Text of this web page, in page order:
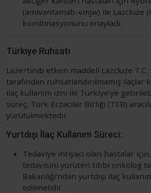
(amivantamab-vmjw) ile Lazcluze
kombinasyonunu onayladı.
Türkiye Ruhsatı
Lazertinib etken maddeli Lazcluze ​T.C.
tarafından ruhsatlandırılmamış ilaçlar
ilaç kullanım izni ile Türkiye’ye
süreç, Türk Eczacılar Birliği (TEB)
yürütülmektedir.
Yurtdışı İlaç Kullanım Süreci:
Tedaviye ihtiyacı olan hastalar
tedavisini yürüten tıbbi onkolog
Bakanlığı’ndan yurtdışı ilaç
edilmelidir.